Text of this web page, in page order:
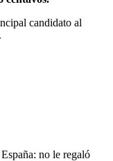
candidato al
no le regaló